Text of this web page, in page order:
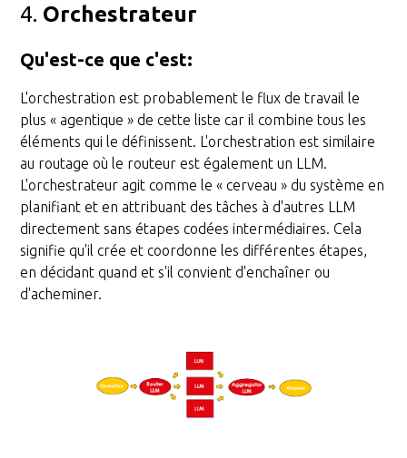
4. Orchestrateur
Qu'est-ce que c'est:
L'orchestration est probablement le flux de travail le
plus « agentique » de cette liste car il combine tous les
éléments qui le définissent. L'orchestration est similaire
au routage où le routeur est également un LLM.
L'orchestrateur agit comme le « cerveau » du système en
planifiant et en attribuant des tâches à d'autres LLM
directement sans étapes codées intermédiaires. Cela
signifie qu'il crée et coordonne les différentes étapes,
en décidant quand et s'il convient d'enchaîner ou
d'acheminer.